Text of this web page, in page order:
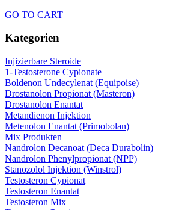
GO TO CART
Kategorien
Injizierbare Steroide
1-Testosterone Cypionate
Boldenon Undecylenat (Equipoise)
Drostanolon Propionat (Masteron)
Drostanolon Enantat
Metandienon Injektion
Metenolon Enantat (Primobolan)
Mix Produkten
Nandrolon Decanoat (Deca Durabolin)
Nandrolon Phenylpropionat (NPP)
Stanozolol Injektion (Winstrol)
Testosteron Cypionat
Testosteron Enantat
Testosteron Mix